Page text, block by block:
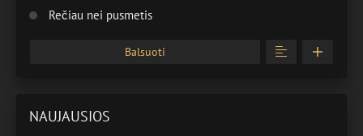
Rečiau nei pusmetis
Balsuoti
NAUJAUSIOS